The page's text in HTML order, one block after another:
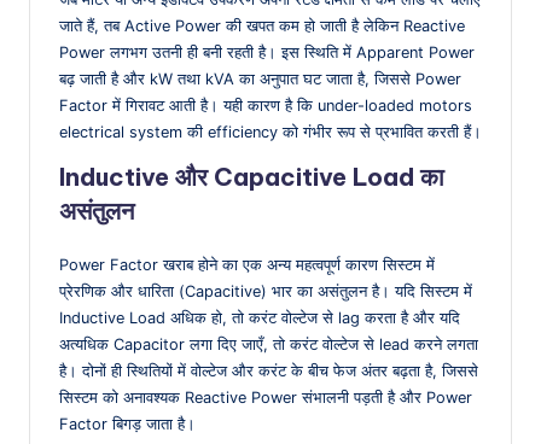
जाते हैं, तब Active Power की खपत कम हो जाती है लेकिन Reactive
Power लगभग उतनी ही बनी रहती है। इस स्थिति में Apparent Power
बढ़ जाती है और kW तथा kVA का अनुपात घट जाता है, जिससे Power
Factor में गिरावट आती है। यही कारण है कि under-loaded motors
electrical system की efficiency को गंभीर रूप से प्रभावित करती हैं।
Inductive और Capacitive Load का
असंतुलन
Power Factor खराब होने का एक अन्य महत्वपूर्ण कारण सिस्टम में
प्रेरणिक और धारिता (Capacitive) भार का असंतुलन है। यदि सिस्टम में
Inductive Load अधिक हो, तो करंट वोल्टेज से lag करता है और यदि
अत्यधिक Capacitor लगा दिए जाएँ, तो करंट वोल्टेज से lead करने लगता
है। दोनों ही स्थितियों में वोल्टेज और करंट के बीच फेज अंतर बढ़ता है, जिससे
सिस्टम को अनावश्यक Reactive Power संभालनी पड़ती है और Power
Factor बिगड़ जाता है।